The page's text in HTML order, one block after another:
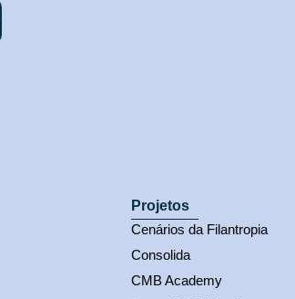
Projetos
Cenários da Filantropia
Consolida
CMB Academy